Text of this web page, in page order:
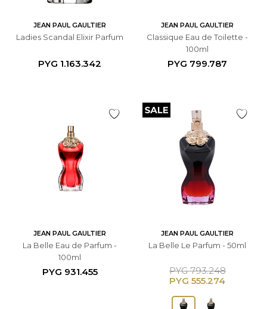
JEAN PAUL GAULTIER
Ladies Scandal Elixir Parfum
PYG 1.163.342
JEAN PAUL GAULTIER
Classique Eau de Toilette -
100ml
PYG 799.787
JEAN PAUL GAULTIER
La Belle Eau de Parfum -
100ml
PYG 931.455
JEAN PAUL GAULTIER
La Belle Le Parfum - 50ml
PYG 555.274
PYG 793.248